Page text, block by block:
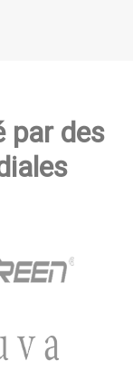
par des